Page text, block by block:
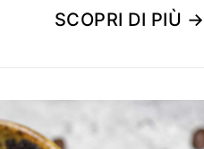
SCOPRI DI PIÙ →